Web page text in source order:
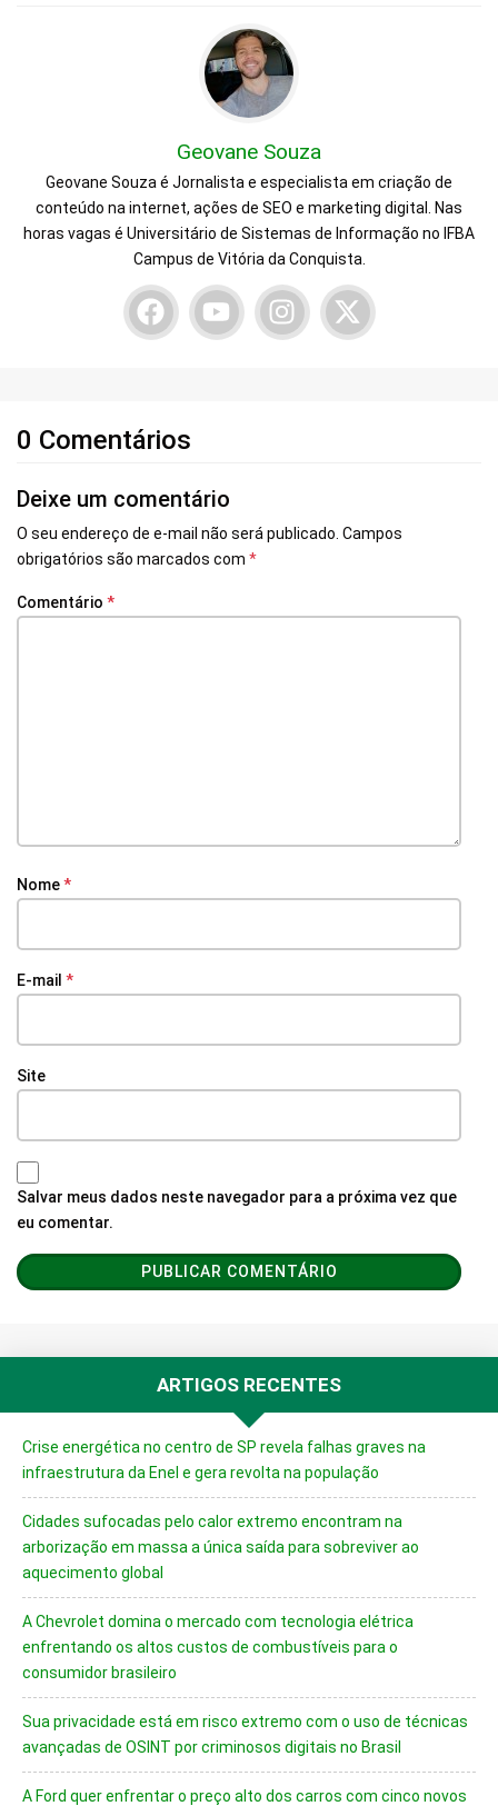
Geovane Souza
Geovane Souza é Jornalista e especialista em criação de
conteúdo na internet, ações de SEO e marketing digital. Nas
horas vagas é Universitário de Sistemas de Informação no IFBA
Campus de Vitória da Conquista.
0 Comentários
Deixe um comentário
O seu endereço de e-mail não será publicado. Campos
obrigatórios são marcados com *
Comentário *
Nome*
E-mail *
Site
Salvar meus dados neste navegador para a próxima vez que
eu comentar.
ARTIGOS RECENTES
Crise energética no centro de SP revela falhas graves na
infraestrutura da Enel e gera revolta na população
Cidades sufocadas pelo calor extremo encontram na
arborização em massa a única saída para sobreviver ao
aquecimento global
A Chevrolet domina o mercado com tecnologia elétrica
enfrentando os altos custos de combustíveis para o
consumidor brasileiro
Sua privacidade está em risco extremo com o uso de técnicas
avançadas de OSINT por criminosos digitais no Brasil
A Ford quer enfrentar o preço alto dos carros com cinco novos